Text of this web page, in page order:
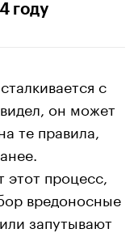
году
с
он может
те правила,
процесс,
вредоносные
запутывают